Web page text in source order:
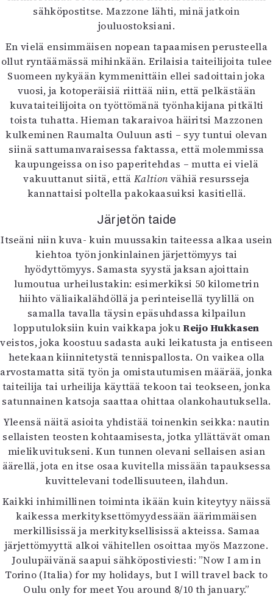
sähköpostitse. Mazzone lähti, minä jatkoin
jouluostoksiani.
En vielä ensimmäisen nopean tapaamisen perusteella
ollut ryntäämässä mihinkään. Erilaisia taiteilijoita tulee
Suomeen nykyään kymmenittäin ellei sadoittain joka
vuosi, ja kotoperäisiä riittää niin, että pelkästään
kuvataiteilijoita on työttömänä työnhakijana pitkälti
toista tuhatta. Hieman takaraivoa häiritsi Mazzonen
kulkeminen Raumalta Ouluun asti – syy tuntui olevan
siinä sattumanvaraisessa faktassa, että molemmissa
kaupungeissa on iso paperitehdas – mutta ei vielä
vakuuttanut siitä, että Kaltion vähiä resursseja
kannattaisi poltella pakokaasuiksi kasitiellä.
Järjetön taide
Itseäni niin kuva- kuin muussakin taiteessa alkaa usein
kiehtoa työn jonkinlainen järjettömyys tai
hyödyttömyys. Samasta syystä jaksan ajoittain
lumoutua urheilustakin: esimerkiksi 50 kilometrin
hiihto väliaikalähdöllä ja perinteisellä tyylillä on
samalla tavalla täysin epäsuhdassa kilpailun
lopputuloksiin kuin vaikkapa jokuReijo Hukkasen
veistos, joka koostuu sadasta auki leikatusta ja entiseen
hetekaan kiinnitetystä tennispallosta. On vaikea olla
arvostamatta sitä työn ja omistautumisen määrää, jonka
taiteilija tai urheilija käyttää tekoon tai teokseen, jonka
satunnainen katsoja saattaa ohittaa olankohautuksella.
Yleensä näitä asioita yhdistää toinenkin seikka: nautin
sellaisten teosten kohtaamisesta, jotka yllättävät oman
mielikuvitukseni. Kun tunnen olevani sellaisen asian
äärellä, jota en itse osaa kuvitella missään tapauksessa
kuvittelevani todellisuuteen, ilahdun.
Kaikki inhimillinen toiminta ikään kuin kiteytyy näissä
kaikessa merkityksettömyydessään äärimmäisen
merkillisissä ja merkityksellisissä akteissa. Samaa
järjettömyyttä alkoi vähitellen osoittaa myös Mazzone.
Joulupäivänä saapui sähköpostiviesti: ”Now I am in
Torino (Italia) for my holidays, but I will travel back to
Oulu only for meet You around 8/10 th january.”